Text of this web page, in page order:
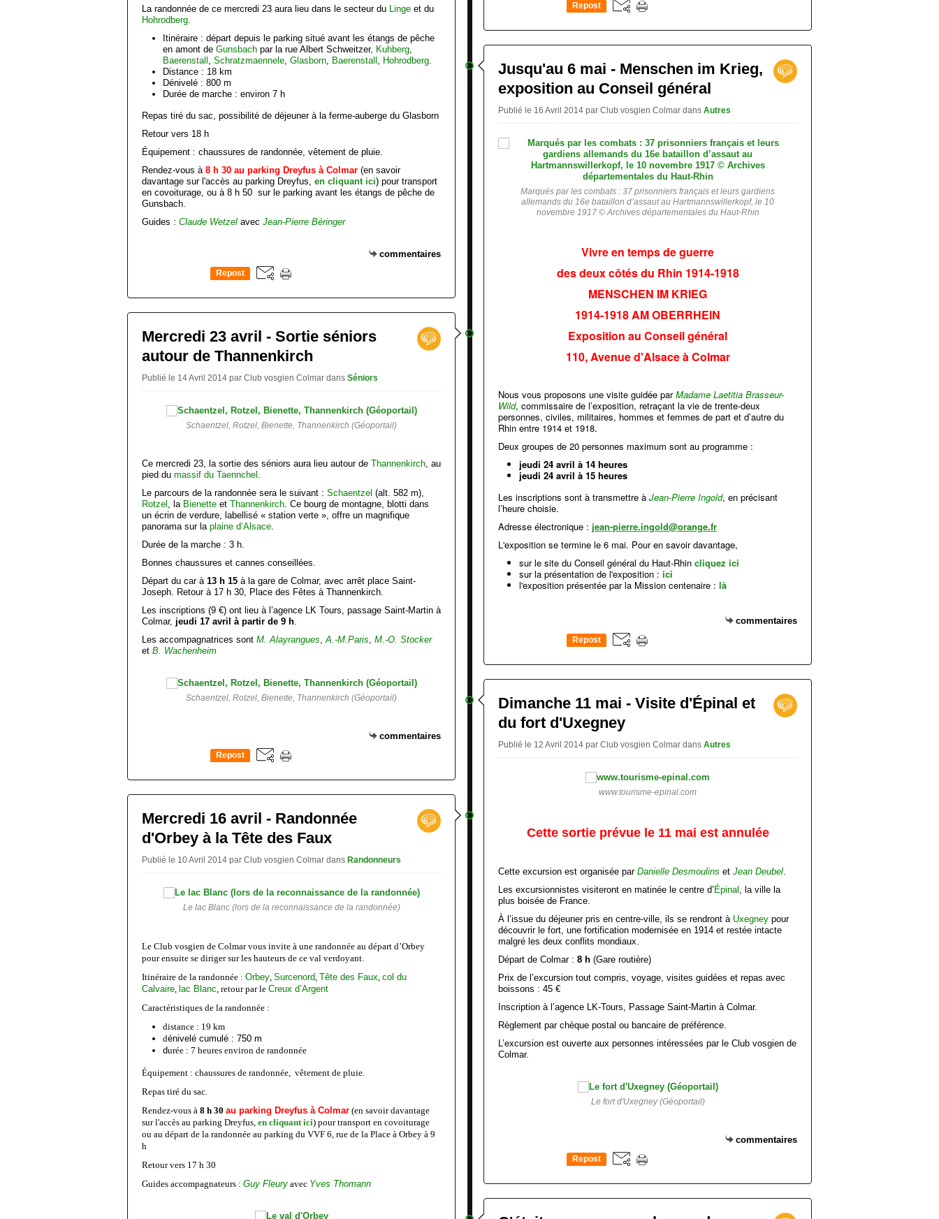
La randonnée de ce mercredi 23 aura lieu dans le secteur du Linge et du
Hohrodberg.
Itinéraire : départ depuis le parking situé avant les étangs de pêche
en amont de Gunsbach par la rue Albert Schweitzer, Kuhberg,
Baerenstall , Schratzmaennele, Glasborn, Baerenstall , Hohrodberg.
Distance : 18 km
Dénivelé : 800 m
Durée de marche : environ 7 h
Repas tiré du sac, possibilité de déjeuner à la ferme-auberge du Glasborn
Retour vers 18 h
Équipement : chaussures de randonnée, vêtement de pluie.
Rendez-vous à 8 h 30 au parking Dreyfus à Colmar (en savoir
davantage sur l'accès au parking Dreyfus, en cliquant ici) pour transport
en covoiturage, ou à 8 h 50 sur le parking avant les étangs de pêche de
Gunsbach.
Guides : Claude Wetzel avec Jean-Pierre Béringer
commentaires
Repost
Mercredi 23 avril - Sortie séniors
autour de Thannenkirch
Publié le 14 Avril 2014 par Club vosgien Colmar dans Séniors
Schaentzel, Rotzel, Bienette, Thannenkirch (Géoportail)
Ce mercredi 23, la sortie des séniors aura lieu autour de Thannenkirch, au
pied du massif du Taennchel .
Le parcours de la randonnée sera le suivant : Schaentzel (alt. 582 m),
Rotzel , la Bienette et Thannenkirch. Ce bourg de montagne, blotti dans
un écrin de verdure, labellisé « station verte », offre un magnifique
panorama sur la plaine d’Alsace.
Durée de la marche : 3 h.
Bonnes chaussures et cannes conseillées.
Départ du car à 13 h 15 à la gare de Colmar, avec arrêt place Saint-
Joseph. Retour à 17 h 30, Place des Fêtes à Thannenkirch.
Les inscriptions (9 €) ont lieu à l’agence LK Tours, passage Saint-Martin à
Colmar, jeudi 17 avril à partir de 9 h.
Les accompagnatrices sont M. Alayrangues,A.-M.Paris, M.-O. Stocker
et B. Wachenheim
Schaentzel, Rotzel, Bienette, Thannenkirch (Géoportail)
commentaires
Repost
Mercredi 16 avril - Randonnée
d'Orbey à la Tête des Faux
Publié le 10 Avril 2014 par Club vosgien Colmar dans Randonneurs
Le lac Blanc (lors de la reconnaissance de la randonnée)
Le Club vosgien de Colmar vous invite à une randonnée au départ d’Orbey
pour ensuite se diriger sur les hauteurs de ce val verdoyant.
Itinéraire de la randonnée : Orbey, Surcenord, Tête des Faux, col du
Calvaire, lac Blanc, retour par le Creux d’Argent
Caractéristiques de la randonnée :
distance : 19 km
dénivelé cumulé : 750 m
durée : 7 heures environ de randonnée
Équipement : chaussures de randonnée, vêtement de pluie.
Repas tiré du sac.
Rendez-vous à 8 h 30 au parking Dreyfus à Colmar (en savoir davantage
sur l'accès au parking Dreyfus, en cliquant ici) pour transport en covoiturage
ou au départ de la randonnée au parking du VVF 6, rue de la Place à Orbey à 9
h
Retour vers 17 h 30
Guides accompagnateurs : Guy Fleury avec Yves Thomann
Repost
Jusqu'au 6 mai - Menschen im Krieg,
exposition au Conseil général
Publié le 16 Avril 2014 par Club vosgien Colmar dans Autres
Marqués par les combats : 37 prisonniers français et leurs gardiens
allemands du 16e bataillon d’assaut au Hartmannswillerkopf, le 10
novembre 1917 © Archives départementales du Haut-Rhin
Vivre en temps de guerre
des deux côtés du Rhin 1914-1918
MENSCHEN IM KRIEG
1914-1918 AM OBERRHEIN
Exposition au Conseil général
110, Avenue d'Alsace à Colmar
Nous vous proposons une visite guidée parMadame Laetitia Brasseur-
Wild, commissaire de l’exposition, retraçant la vie de trente-deux
personnes, civiles, militaires, hommes et femmes de part et d’autre du
Rhin entre 1914 et 1918.
Deux groupes de 20 personnes maximum sont au programme :
jeudi 24 avril à 14 heures
jeudi 24 avril à 15 heures
Les inscriptions sont à transmettre à Jean-Pierre Ingold, en précisant
l’heure choisie.
Adresse électronique : jean-pierre.ingold@orange.fr
L'exposition se termine le 6 mai. Pour en savoir davantage,
sur le site du Conseil général du Haut-Rhin cliquez ici
sur la présentation de l'exposition : ici
l'exposition présentée par la Mission centenaire : là
commentaires
Repost
Dimanche 11 mai - Visite d'Épinal et
du fort d'Uxegney
Publié le 12 Avril 2014 par Club vosgien Colmar dans Autres
www.tourisme-epinal.com
Cette sortie prévue le 11 mai est annulée
Cette excursion est organisée par Danielle Desmoulins et Jean Deubel.
Les excursionnistes visiteront en matinée le centre d’ Épinal , la ville la
plus boisée de France.
À l’issue du déjeuner pris en centre-ville, ils se rendront à Uxegney pour
découvrir le fort, une fortification modernisée en 1914 et restée intacte
malgré les deux conflits mondiaux.
Départ de Colmar : 8 h (Gare routière)
Prix de l’excursion tout compris, voyage, visites guidées et repas avec
boissons : 45 €
Inscription à l’agence LK-Tours, Passage Saint-Martin à Colmar.
Règlement par chèque postal ou bancaire de préférence.
L’excursion est ouverte aux personnes intéressées par le Club vosgien de
Colmar.
Le fort d'Uxegney (Géoportail)
commentaires
Repost